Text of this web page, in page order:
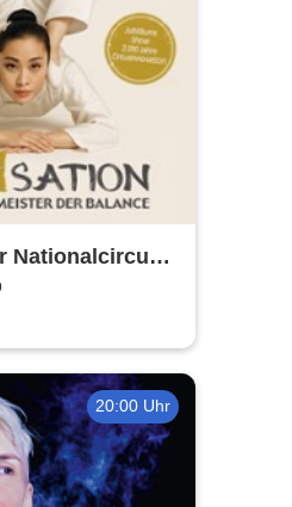
Nationalcircus -
der Balance
20:00 Uhr